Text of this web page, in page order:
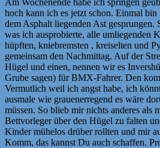
hoch kann ich es jetzt schon. Einmal bin
dem Asphalt liegenden Ast gesprungen.
was ich ausprobierte, alle umliegenden
hüpften, kniebremsten , kreiselten und
gemeinsam den Nachmittag. Auf der
Hügel und einen, nennen wir es
Grube sagen) für BMX-Fahrer. Den
Vermutlich weil ich angst habe, ich
ausmale wie grauenerregend es wäre
müssen. So blieb mir nichts anderes als
Bettvorleger über den Hügel zu falten
Kinder mühelos drüber rollten und mir
Komm, das kannst Du auch schaffen.